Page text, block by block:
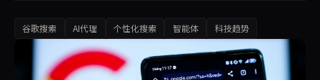
谷歌搜索 AI代理 个性化搜索 智能体 科技趋势